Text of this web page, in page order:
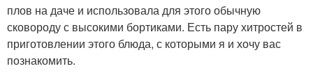
плов на даче и использовала для этого обычную
сковороду с высокими бортиками. Есть пару хитростей в
приготовлении этого блюда, с которыми я и хочу вас
познакомить.